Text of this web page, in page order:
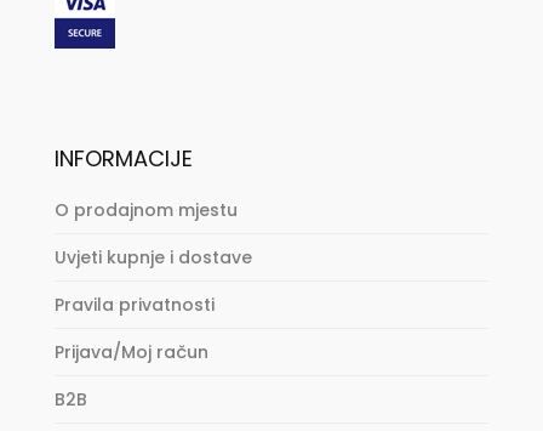
INFORMACIJE
O prodajnom mjestu
Uvjeti kupnje i dostave
Pravila privatnosti
Prijava/Moj račun
B2B